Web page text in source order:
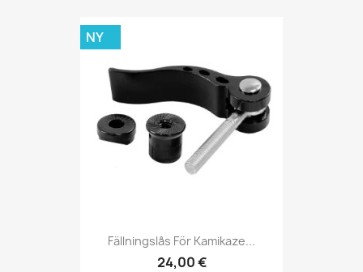
Fällningslås För Kamikaze...
24,00 €
NY